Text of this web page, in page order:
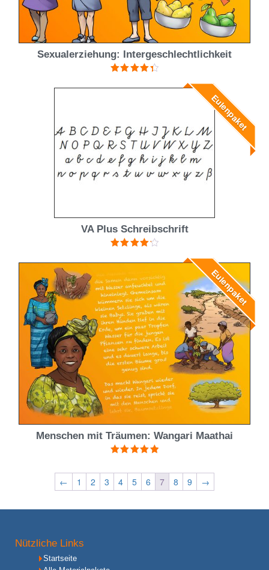
Sexualerziehung: Intergeschlechtlichkeit
mit4.43
Eulenpaket
VA Plus Schreibschrift
mit4.25
Eulenpaket
Menschen mit Träumen: Wangari Maathai
← 1 2 3 4 5 6 7 8 9 →
Nützliche Links
Startseite